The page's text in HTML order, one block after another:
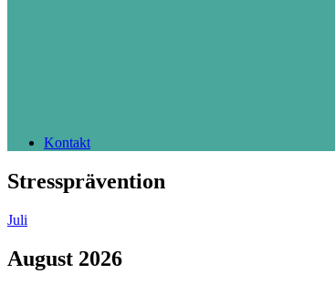
Kontakt
Stressprävention
Juli
August 2026